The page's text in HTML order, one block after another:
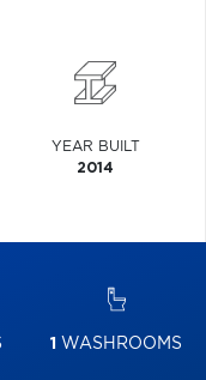
YEAR BUILT
2014
1 WASHROOMS